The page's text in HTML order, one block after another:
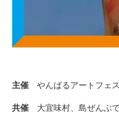
主催 やんばるアートフェ
共催 大宜味村、島ぜんぶ